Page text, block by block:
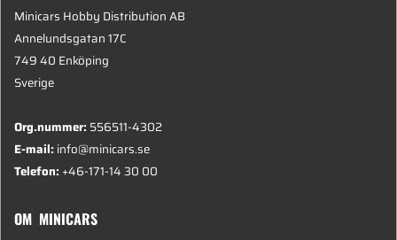
Minicars Hobby Distribution AB
Annelundsgatan 17C
749 40 Enköping
Sverige
Org.nummer:556511-4302
E-mail:info@minicars.se
Telefon:+46-171-14 30 00
OM MINICARS